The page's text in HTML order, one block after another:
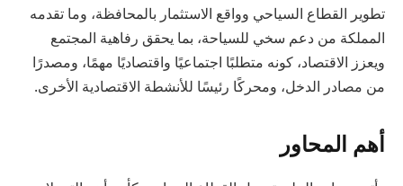
تطوير القطاع السياحي وواقع الاستثمار بالمحافظة، وما تقدمه
المملكة من دعم سخي للسياحة، بما يحقق رفاهية المجتمع
ويعزز الاقتصاد، كونه متطلبًا اجتماعيًا واقتصاديًا مهمًا، ومصدرًا
من مصادر الدخل، ومحركًا رئيسًا للأنشطة الاقتصادية الأخرى.
أهم المحاور